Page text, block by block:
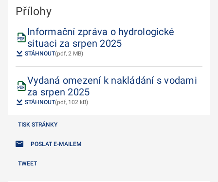
Přílohy
Informační zpráva o hydrologické
situaci za srpen 2025
STÁHNOUT(pdf, 2 MB)
Vydaná omezení k nakládání s vodami
za srpen 2025
STÁHNOUT(pdf, 102 kB)
TISK STRÁNKY
POSLAT E-MAILEM
TWEET